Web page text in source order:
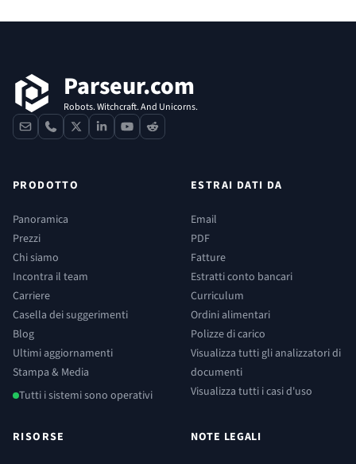
Parseur.com
Robots. Witchcraft. And Unicorns.
contactphone
x linkedinyoutube
reddit
PRODOTTO
Panoramica
Prezzi
Chi siamo
Incontra il team
Carriere
Casella dei suggerimenti
Blog
Ultimi aggiornamenti
Stampa & Media
Tutti i sistemi sono operativi
ESTRAI DATI DA
Email
PDF
Fatture
Estratti conto bancari
Curriculum
Ordini alimentari
Polizze di carico
Visualizza tutti gli analizzatori di
documenti
Visualizza tutti i casi d'uso
RISORSE NOTE LEGALI